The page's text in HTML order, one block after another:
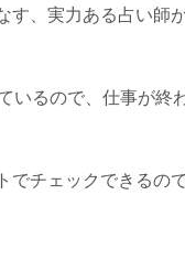
す、実力ある占い師
いるので、仕事が終
でチェックできるの